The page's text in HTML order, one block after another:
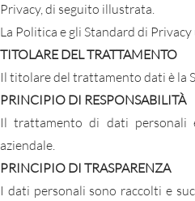
Privacy, di seguito illustrata.
La Politica e gli Standard di
TITOLARE DEL TRATTAMENTO
Il titolare del trattamento dati è la
PRINCIPIO DI RESPONSABILITÀ
Il trattamento di dati personali
aziendale.
PRINCIPIO DI TRASPARENZA
I dati personali sono raccolti e